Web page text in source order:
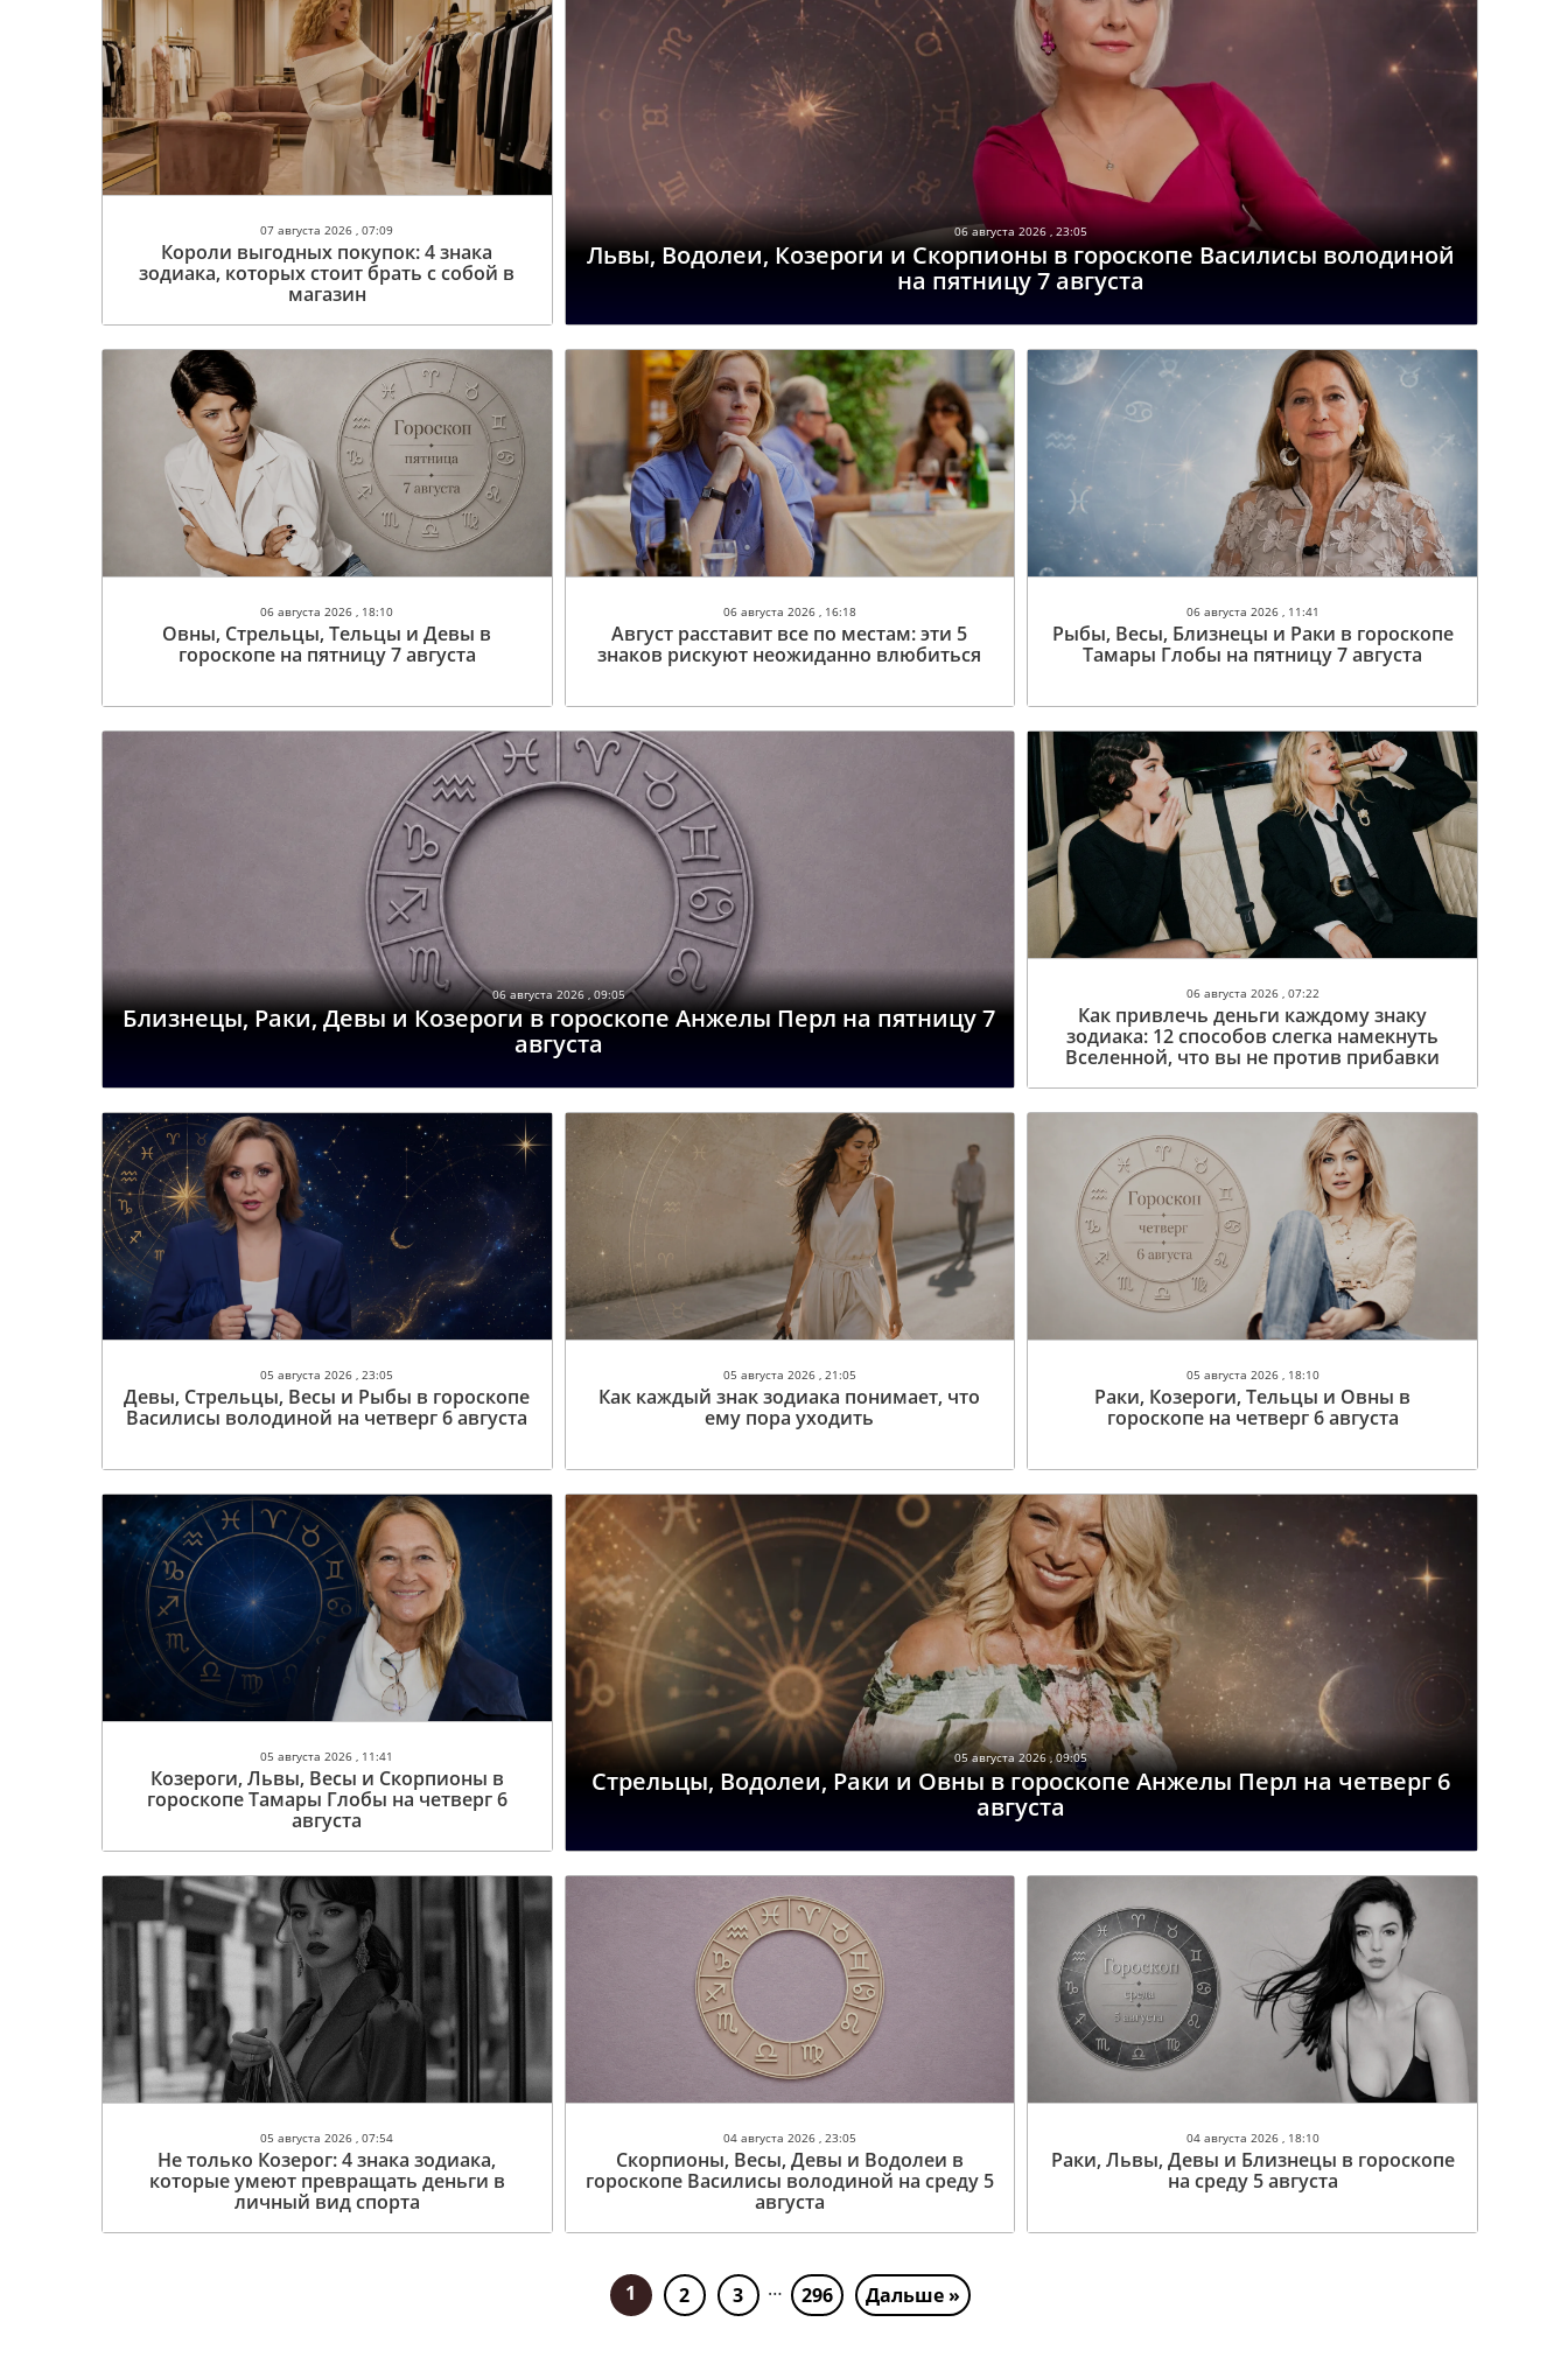
07 августа 2026 , 07:09
Короли выгодных покупок: 4 знака
зодиака, которых стоит брать с собой в
магазин
06 августа 2026 , 23:05
Львы, Водолеи, Козероги и Скорпионы в гороскопе Василисы володиной
на пятницу 7 августа
06 августа 2026 , 18:10
Овны, Стрельцы, Тельцы и Девы в
гороскопе на пятницу 7 августа
06 августа 2026 , 16:18
Август расставит все по местам: эти 5
знаков рискуют неожиданно влюбиться
06 августа 2026 , 11:41
Рыбы, Весы, Близнецы и Раки в гороскопе
Тамары Глобы на пятницу 7 августа
06 августа 2026 , 09:05
Близнецы, Раки, Девы и Козероги в гороскопе Анжелы Перл на пятницу 7
августа
06 августа 2026 , 07:22
Как привлечь деньги каждому знаку
зодиака: 12 способов слегка намекнуть
Вселенной, что вы не против прибавки
05 августа 2026 , 23:05
Девы, Стрельцы, Весы и Рыбы в гороскопе
Василисы володиной на четверг 6 августа
05 августа 2026 , 21:05
Как каждый знак зодиака понимает, что
ему пора уходить
05 августа 2026 , 18:10
Раки, Козероги, Тельцы и Овны в
гороскопе на четверг 6 августа
05 августа 2026 , 11:41
Козероги, Львы, Весы и Скорпионы в
гороскопе Тамары Глобы на четверг 6
августа
05 августа 2026 , 09:05
Стрельцы, Водолеи, Раки и Овны в гороскопе Анжелы Перл на четверг 6
августа
05 августа 2026 , 07:54
Не только Козерог: 4 знака зодиака,
которые умеют превращать деньги в
личный вид спорта
04 августа 2026 , 23:05
Скорпионы, Весы, Девы и Водолеи в
гороскопе Василисы володиной на среду 5
августа
04 августа 2026 , 18:10
Раки, Львы, Девы и Близнецы в гороскопе
на среду 5 августа
1 2 3 … 296 Дальше »